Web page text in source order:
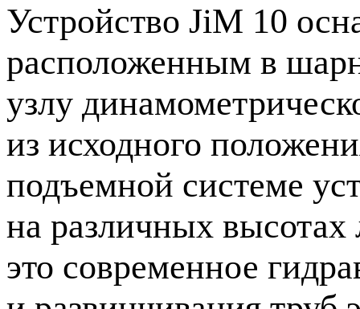
Устройство JiM 10
расположенным в
узлу
из исходного
подъемной системе
на различных
это современное